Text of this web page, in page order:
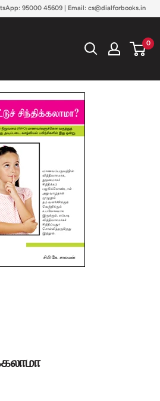
95000 45609 | Email: cs@dialforbooks.in
0